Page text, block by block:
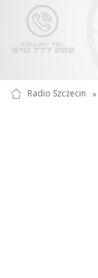
Radio Szczecin »